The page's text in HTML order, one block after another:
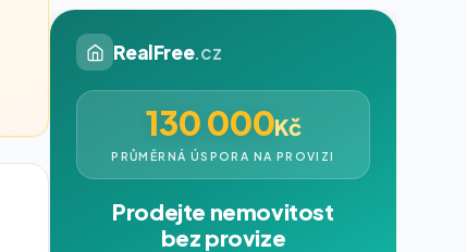
RealFree.cz
130 000Kč
PRŮMĚRNÁ ÚSPORA NA PROVIZI
Prodejte nemovitost
bez provize